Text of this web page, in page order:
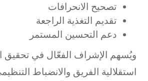
تصحيح الانحرافات
تقديم التغذية الراجعة
دعم التحسين المستمر
ويُسهم الإشراف الفعّال في تحقيق
استقلالية الفريق والانضباط